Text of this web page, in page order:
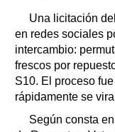
Una licitación
en redes sociales
intercambio:
frescos por
S10. El proceso
rápidamente se
Según consta